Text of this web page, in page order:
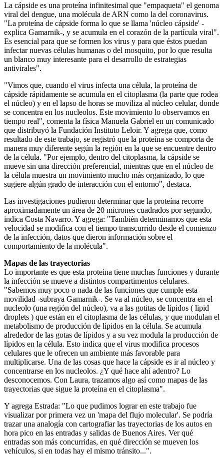
La cápside es una proteína infinitesimal que "empaqueta" el genoma
viral del dengue, una molécula de ARN como la del coronavirus.
"La proteína de cápside forma lo que se llama 'núcleo cápside' -
explica Gamarnik-, y se acumula en el corazón de la partícula viral".
Es esencial para que se formen los virus y para que éstos puedan
infectar nuevas células humanas o del mosquito, por lo que resulta
un blanco muy interesante para el desarrollo de estrategias
antivirales".
"Vimos que, cuando el virus infecta una célula, la proteína de
cápside rápidamente se acumula en el citoplasma (la parte que rodea
el núcleo) y en el lapso de horas se moviliza al núcleo celular, donde
se concentra en los nucleolos. Este movimiento lo observamos en
tiempo real", comenta la física Manuela Gabriel en un comunicado
que distribuyó la Fundación Instituto Leloir. Y agrega que, como
resultado de este trabajo, se registró que la proteína se comporta de
manera muy diferente según la región en la que se encuentre dentro
de la célula. "Por ejemplo, dentro del citoplasma, la cápside se
mueve sin una dirección preferencial, mientras que en el núcleo de
la célula muestra un movimiento mucho más organizado, lo que
sugiere algún grado de interacción con el entorno", destaca.
Las investigaciones pudieron determinar que la proteína recorre
aproximadamente un área de 20 micrones cuadrados por segundo,
indica Costa Navarro. Y agrega: "También determinamos que esta
velocidad se modifica con el tiempo transcurrido desde el comienzo
de la infección, datos que dieron información sobre el
comportamiento de la molécula".
Mapas de las trayectorias
Lo importante es que esta proteína tiene muchas funciones y durante
la infección se mueve a distintos compartimentos celulares.
"Sabemos muy poco o nada de las funciones que cumple esta
movilidad -subraya Gamarnik-. Se va al núcleo, se concentra en el
nucleolo (una región del núcleo), va a las gotitas de lípidos ( lipid
droplets ) que están en el citoplasma de las células, y que modulan el
metabolismo de producción de lípidos en la célula. Se acumula
alrededor de las gotas de lípidos y a su vez modula la producción de
lípidos en la célula. Esto indica que el virus modifica procesos
celulares que le ofrecen un ambiente más favorable para
multiplicarse. Una de las cosas que hace la cápside es ir al núcleo y
concentrarse en los nucleolos. ¿Y qué hace ahí adentro? Lo
desconocemos. Con Laura, trazamos algo así como mapas de las
trayectorias que sigue la proteína en el citoplasma".
Y agrega Estrada: "Lo que pudimos lograr en este trabajo fue
visualizar por primera vez un 'mapa del flujo molecular'. Se podría
trazar una analogía con cartografiar las trayectorias de los autos en
hora pico en las entradas y salidas de Buenos Aires. Ver qué
entradas son más concurridas, en qué dirección se mueven los
vehículos, si en todas hay el mismo tránsito...".